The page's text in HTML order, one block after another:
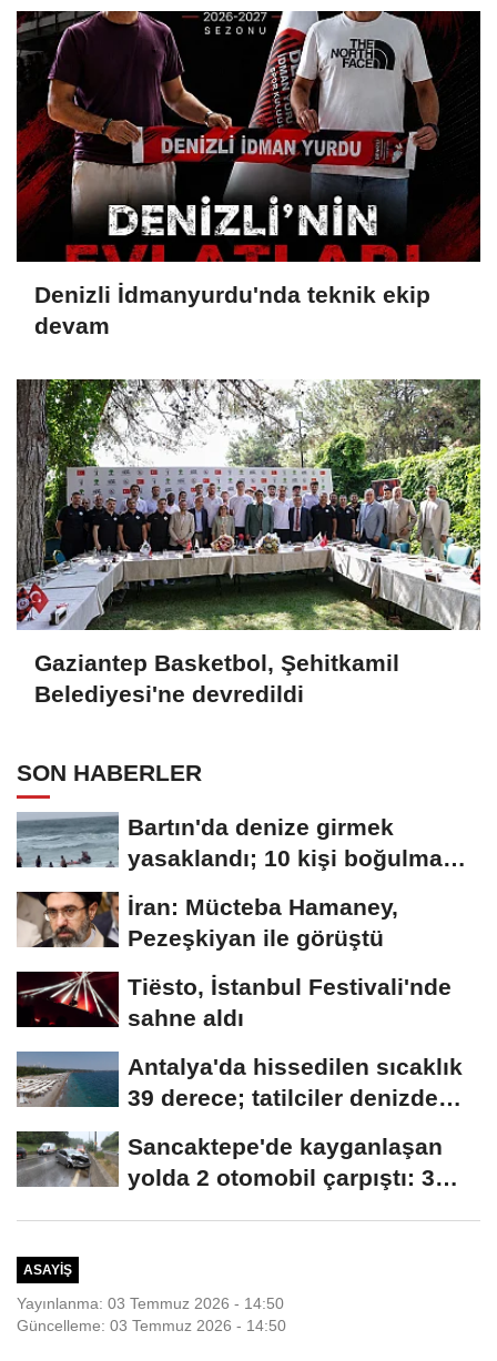
Denizli İdmanyurdu'nda teknik ekip
devam
Gaziantep Basketbol, Şehitkamil
Belediyesi'ne devredildi
SON HABERLER
Bartın'da denize girmek
yasaklandı; 10 kişi boğulma
tehlikesi...
İran: Mücteba Hamaney,
Pezeşkiyan ile görüştü
Tiësto, İstanbul Festivali'nde
sahne aldı
Antalya'da hissedilen sıcaklık
39 derece; tatilciler denizde
Sancaktepe'de kayganlaşan
yolda 2 otomobil çarpıştı: 3
ASAYIŞ
Yayınlanma: 03 Temmuz 2026 - 14:50
Güncelleme: 03 Temmuz 2026 - 14:50